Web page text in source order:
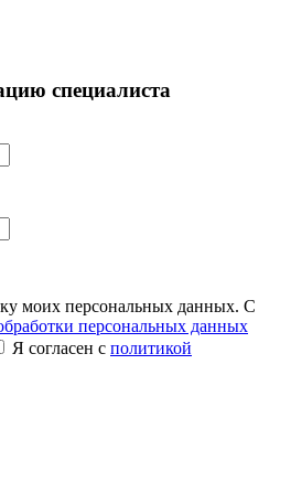
специалиста
моих персональных данных. С
персональных данных
Я согласен с политикой